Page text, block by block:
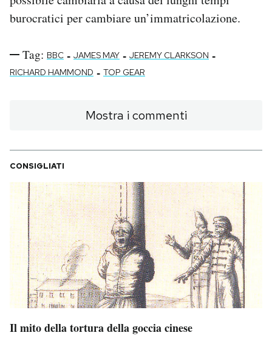
burocratici per cambiare un’immatricolazione.
Tag: BBC - JAMES MAY - JEREMY CLARKSON -
RICHARD HAMMOND - TOP GEAR
Mostra i commenti
CONSIGLIATI
Il mito della tortura della goccia cinese